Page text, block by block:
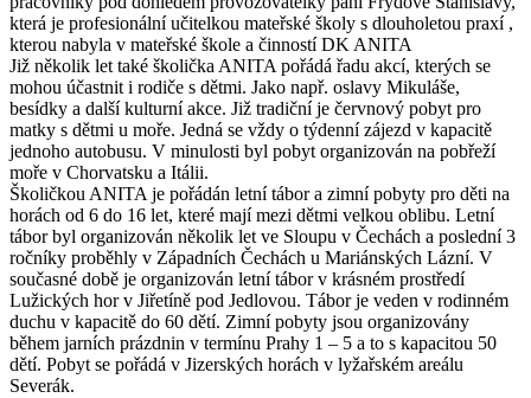
která je profesionální učitelkou mateřské školy s dlouholetou praxí ,
kterou nabyla v mateřské škole a činností DK ANITA
Již několik let také školička ANITA pořádá řadu akcí, kterých se
mohou účastnit i rodiče s dětmi. Jako např. oslavy Mikuláše,
besídky a další kulturní akce. Již tradiční je červnový pobyt pro
matky s dětmi u moře. Jedná se vždy o týdenní zájezd v kapacitě
jednoho autobusu. V minulosti byl pobyt organizován na pobřeží
moře v Chorvatsku a Itálii.
Školičkou ANITA je pořádán letní tábor a zimní pobyty pro děti na
horách od 6 do 16 let, které mají mezi dětmi velkou oblibu. Letní
tábor byl organizován několik let ve Sloupu v Čechách a poslední 3
ročníky proběhly v Západních Čechách u Mariánských Lázní. V
současné době je organizován letní tábor v krásném prostředí
Lužických hor v Jiřetíně pod Jedlovou. Tábor je veden v rodinném
duchu v kapacitě do 60 dětí. Zimní pobyty jsou organizovány
během jarních prázdnin v termínu Prahy 1 – 5 a to s kapacitou 50
dětí. Pobyt se pořádá v Jizerských horách v lyžařském areálu
Severák.